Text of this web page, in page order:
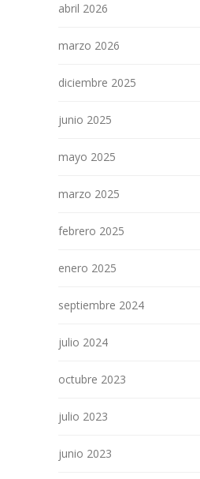
abril 2026
marzo 2026
diciembre 2025
junio 2025
mayo 2025
marzo 2025
febrero 2025
enero 2025
septiembre 2024
julio 2024
octubre 2023
julio 2023
junio 2023